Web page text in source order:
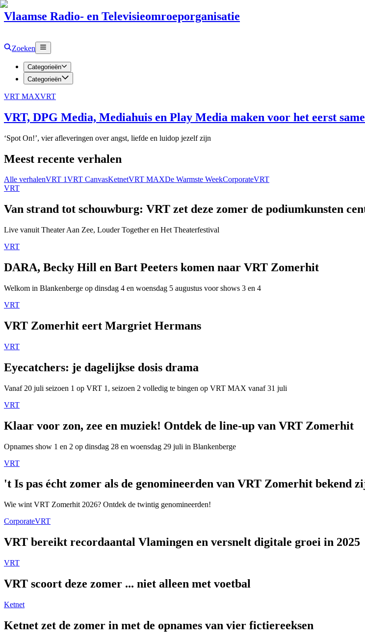
Vlaamse Radio- en Televisieomroeporganisatie
Zoeken
Categorieën
Categorieën
VRT MAXVRT
VRT, DPG Media, Mediahuis en Play Media maken voor het eerst
‘Spot On!’, vier afleveringen over angst, liefde en luidop jezelf zijn
Meest recente verhalen
Alle verhalenVRT 1VRT CanvasKetnetVRT MAXDe Warmste WeekCorporateVRT
VRT
Van strand tot schouwburg: VRT zet deze zomer de podiumkunsten
Live vanuit Theater Aan Zee, Louder Together en Het Theaterfestival
VRT
DARA, Becky Hill en Bart Peeters komen naar VRT Zomerhit
Welkom in Blankenberge op dinsdag 4 en woensdag 5 augustus voor shows 3 en 4
VRT
VRT Zomerhit eert Margriet Hermans
VRT
Eyecatchers: je dagelijkse dosis drama
Vanaf 20 juli seizoen 1 op VRT 1, seizoen 2 volledig te bingen op VRT MAX vanaf 31 juli
VRT
Klaar voor zon, zee en muziek! Ontdek de line-up van VRT Zomerhit
Opnames show 1 en 2 op dinsdag 28 en woensdag 29 juli in Blankenberge
VRT
't Is pas écht zomer als de genomineerden van VRT Zomerhit bekend
Wie wint VRT Zomerhit 2026? Ontdek de twintig genomineerden!
CorporateVRT
VRT bereikt recordaantal Vlamingen en versnelt digitale groei in 2025
VRT
VRT scoort deze zomer ... niet alleen met voetbal
Ketnet
Ketnet zet de zomer in met de opnames van vier fictiereeksen